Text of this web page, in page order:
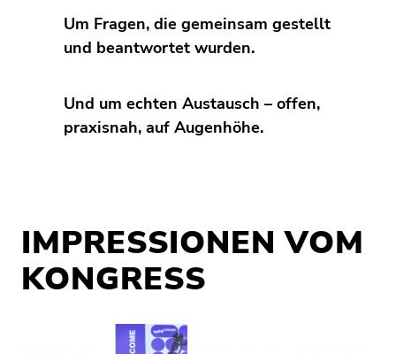
Um Fragen, die gemeinsam gestellt
und beantwortet wurden.
Und um echten Austausch – offen,
praxisnah, auf Augenhöhe.
IMPRESSIONEN VOM
KONGRESS